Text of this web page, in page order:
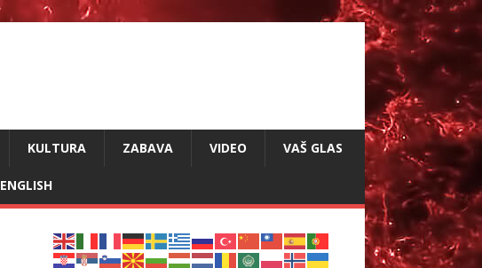
KULTURA ZABAVA VIDEO VAŠ GLAS
ENGLISH